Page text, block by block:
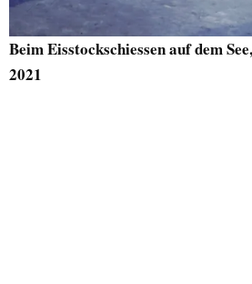
Beim Eisstockschiessen auf dem
2021